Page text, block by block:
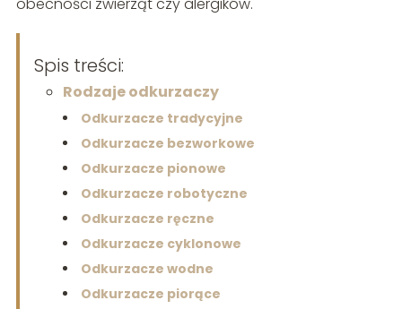
obecności zwierząt czy alergików.
Spis treści:
Rodzaje odkurzaczy
Odkurzacze tradycyjne
Odkurzacze bezworkowe
Odkurzacze pionowe
Odkurzacze robotyczne
Odkurzacze ręczne
Odkurzacze cyklonowe
Odkurzacze wodne
Odkurzacze piorące